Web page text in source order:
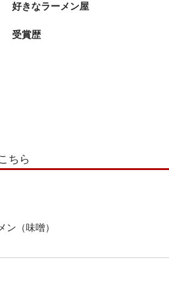
好きなラーメン屋
受賞歴
ちら
ン（味噌）